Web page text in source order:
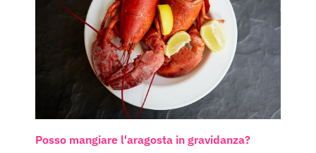
Posso mangiare l'aragosta in gravidanza?